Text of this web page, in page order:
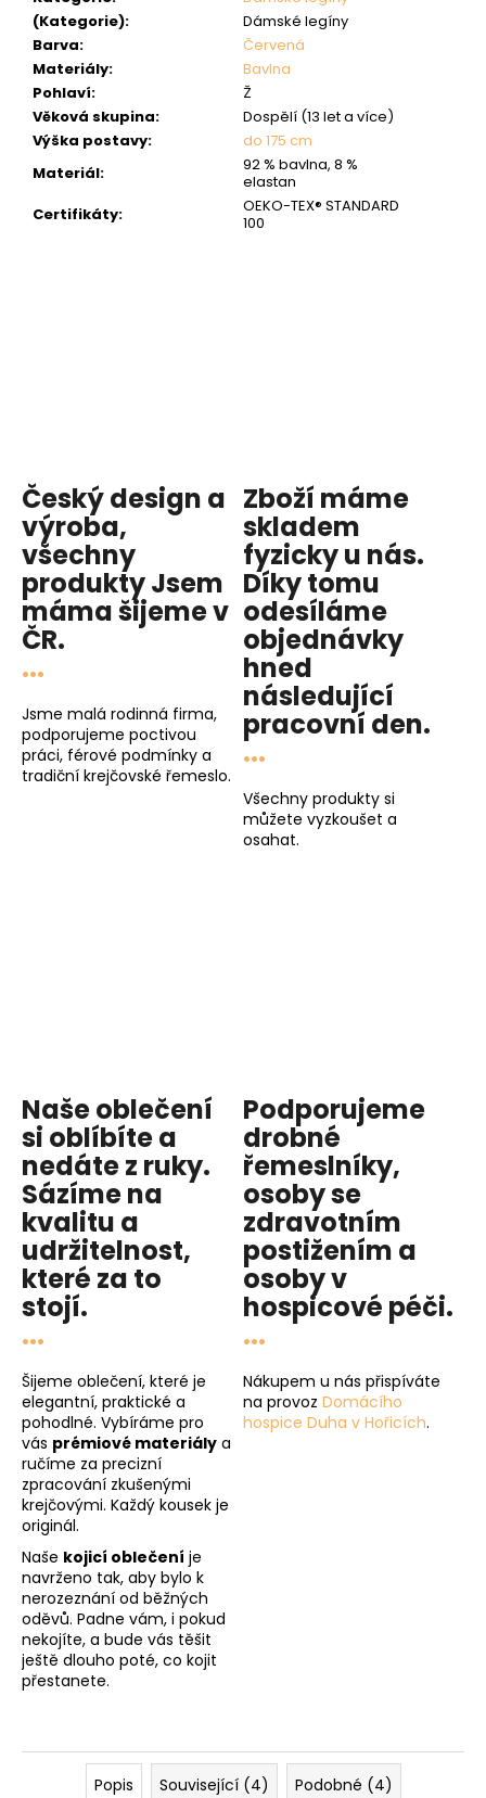
(Kategorie):
Dámské legíny
Barva:
Červená
Materiály:
Bavlna
Pohlaví:
Ž
Věková skupina:
Dospělí (13 let a více)
Výška postavy:
do 175 cm
Materiál:
92 % bavlna, 8 %
elastan
Certifikáty:
OEKO-TEX® STANDARD
100
Český design a
výroba,
všechny
produktyJsem
mámašijeme v
ČR.
...
Jsme malá rodinná firma,
podporujeme poctivou
práci, férové podmínky a
tradiční krejčovské řemeslo.
Zboží máme
skladem
fyzicky u nás.
Díky tomu
odesíláme
objednávky
hned
následující
pracovní den.
...
Všechny produkty si
můžete vyzkoušet a
osahat.
Naše oblečení
si oblíbíte a
nedáte z ruky.
Sázíme na
kvalitu a
udržitelnost,
které za to
stojí.
...
Šijeme oblečení, které je
elegantní, praktické a
pohodlné. Vybíráme pro
vás prémiové materiály a
ručíme za precizní
zpracování zkušenými
krejčovými. Každý kousek je
originál.
Naše kojicí oblečení je
navrženo tak, aby bylo k
nerozeznání od běžných
oděvů. Padne vám, i pokud
nekojíte, a bude vás těšit
ještě dlouho poté, co kojit
přestanete.
Podporujeme
drobné
řemeslníky,
osoby se
zdravotním
postižením a
osoby v
hospicové péči.
...
Nákupem u nás přispíváte
na provoz Domácího
hospice Duha v Hořicích.
Popis Související (4)
Podobné (4)